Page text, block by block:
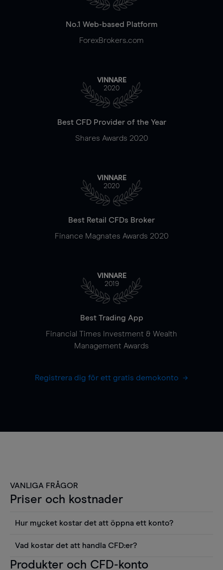
No.1 Web-based Platform
ForexBrokers.com
VINNARE
2020
Best CFD Provider of the Year
Shares Awards 2020
VINNARE
2020
Best Retail CFDs Broker
Finance Magnates Awards 2020
VINNARE
2019
Best Trading App
Financial Times Investment & Wealth
Management Awards
Registrera dig för ett gratis demokonto
VANLIGA FRÅGOR
Priser och kostnader
Hur mycket kostar det att öppna ett konto?
använda sådana verktyg som diagram, Reuters
Vad kostar det att handla CFD:er?
Det är en rad kostnader att tänka på när man
Produkter och CFD-konto